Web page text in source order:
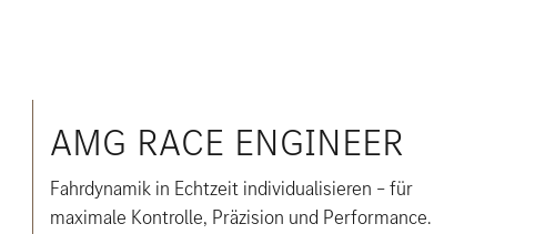
AMG RACE ENGINEER
Fahrdynamik in Echtzeit individualisieren – für
maximale Kontrolle, Präzision und Performance.